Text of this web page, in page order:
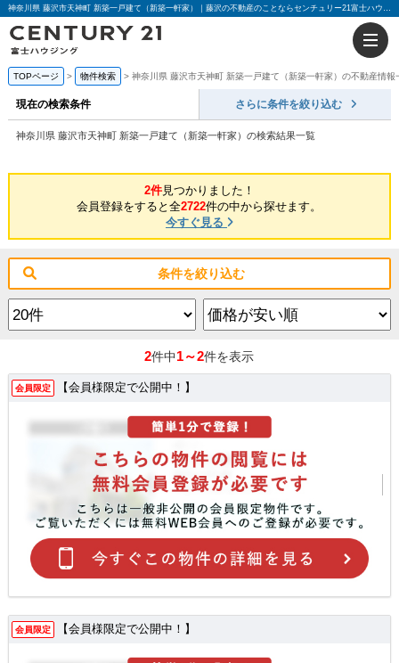
神奈川県 藤沢市天神町 新築一戸建て（新築一軒家）｜藤沢の不動産のことならセンチュリー21富士ハウジング
TOPページ 物件検索 神奈川県 藤沢市天神町 新築一戸建て（新築一軒家）の不動産情報
現在の検索条件 さらに条件を絞り込む
神奈川県 藤沢市天神町 新築一戸建て（新築一軒家）の検索結果一覧
2件見つかりました！
会員登録をすると全2722件の中から探せます。
今すぐ見る
条件を絞り込む
2件中1～2件を表示
会員限定 【会員様限定で公開中！】
会員限定 【会員様限定で公開中！】